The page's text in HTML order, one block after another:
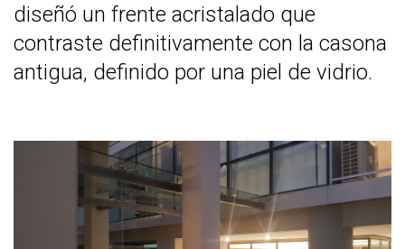
diseñó un frente acristalado que
contraste definitivamente con la casona
antigua, definido por una piel de vidrio.